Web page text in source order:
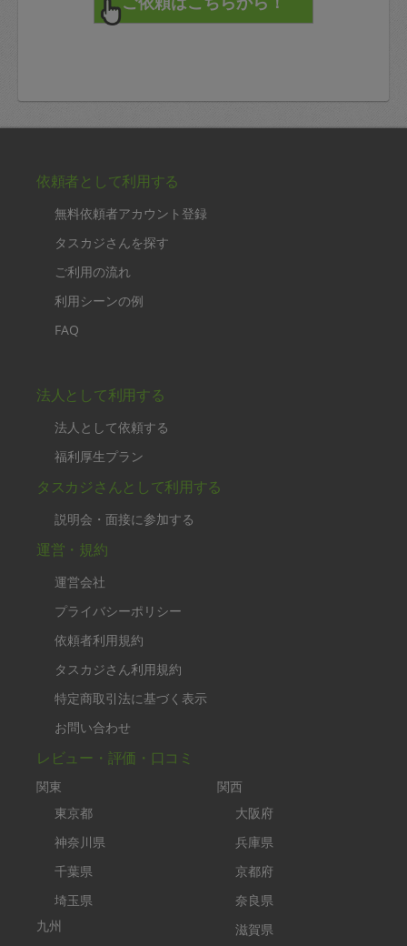
依頼者として利用する
無料依頼者アカウント登録
タスカジさんを探す
ご利用の流れ
利用シーンの例
FAQ
法人として利用する
法人として依頼する
福利厚生プラン
タスカジさんとして利用する
説明会・面接に参加する
運営・規約
運営会社
プライバシーポリシー
依頼者利用規約
タスカジさん利用規約
特定商取引法に基づく表示
お問い合わせ
レビュー・評価・口コミ
関東
東京都
神奈川県
千葉県
埼玉県
九州
関西
大阪府
兵庫県
京都府
奈良県
滋賀県